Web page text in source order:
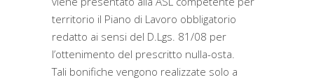
territorio il Piano di Lavoro obbligatorio
redatto ai sensi del D.Lgs. 81/08 per
l’ottenimento del prescritto nulla-osta.
Tali bonifiche vengono realizzate solo a